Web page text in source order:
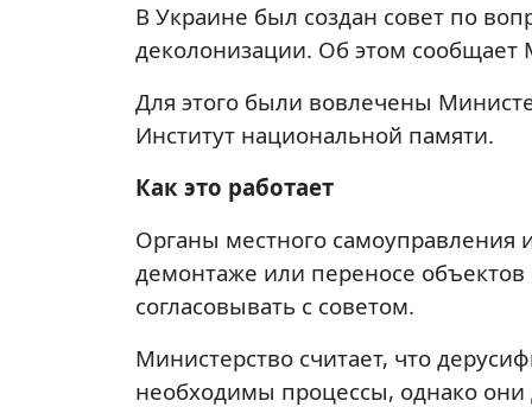
В Украине был создан совет по
деколонизации. Об этом
Для этого были вовлечены
Институт национальной памяти.
Как это работает
Органы местного
демонтаже или переносе объектов
согласовывать с советом.
Министерство считает, что
необходимы процессы, однако